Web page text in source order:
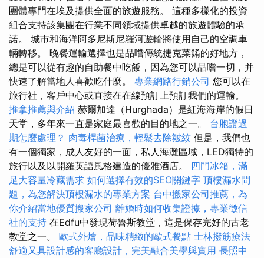
團體專門在埃及提供全面的旅遊服務。 這種多樣化的投資
組合支持該集團在行業不同領域提供卓越的旅遊體驗的承
諾。 城市和海洋阿多尼斯尼羅河遊輪將使用自己的空調車
輛轉移。 晚餐運輸選擇也是品嚐傳統捷克菜餚的好地方，
總是可以從有趣的自助餐中吃飯，因為您可以品嚐一切，并
快速了解當地人喜歡吃什麼。 專業網路行銷公司 您可以在
旅行社，客戶中心或直接在在線預訂上預訂我們的運輸。
推拿推薦與介紹 赫爾加達（Hurghada）是紅海海岸的假日
天堂，多年來一直是家庭最喜歡的目的地之一。 台胞證過
期怎麼處理？ 肉毒桿菌治療，輕鬆去除皺紋 但是，我們也
有一個獨家，成人友好的一面，私人海灘區域，LED獨特的
旅行以及以開羅英語風格建造的優雅酒店。 四門冰箱，滿
足大容量冷藏需求 如何選擇有效的SEO關鍵字 頂樓漏水問
題，為您解決頂樓漏水的專業方案 台中搬家公司推薦，為
你介紹當地優質搬家公司 離婚時如何收集證據，專業徵信
社的支持 在Edfu中發現荷魯斯教堂，這是保存完好的古老
教堂之一。 歐式外燴，品味精緻的歐式餐點 士林撥筋療法
舒適又具設計感的客廳設計，完美融合美學與實用 長照中